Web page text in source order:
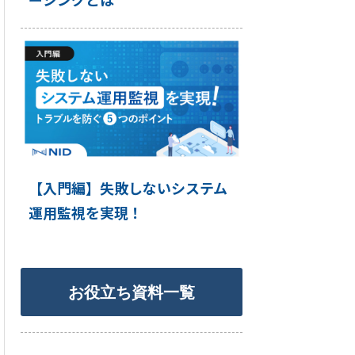
【入門編】失敗しないシステム
運用監視を実現！
お役立ち資料一覧